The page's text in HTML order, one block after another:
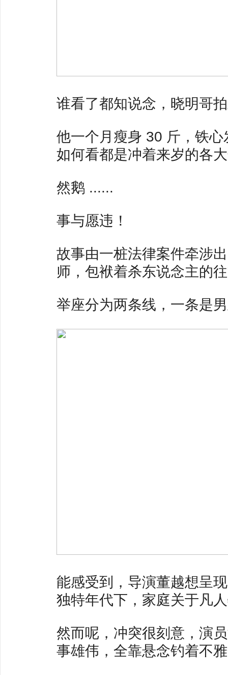
谁看了都知说念，晓明哥
他一个月瘦身 30 斤，铁
如何看都是冲着来岁的各
然鹅 ......
事与愿违！
故事由一桩法律案件牵涉
师，包袱着杀东说念主的
举座分为两条线，一条是
能感受到，导演董越想呈
独特年代下，家庭关于凡
然而呢，冲突很刻意，演
事雄伟，全靠悬念钓着不